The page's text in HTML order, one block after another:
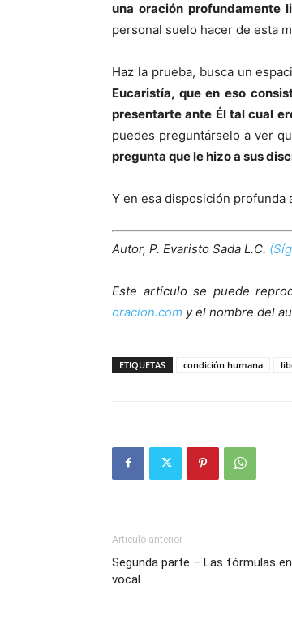
una oración profundamente
personal suelo hacer de esta
Haz la prueba, busca un
Eucaristía, que en eso
presentarte ante Él tal cual
puedes preguntárselo a ver
pregunta que le hizo a sus
Y en esa disposición profunda
Autor, P. Evaristo Sada L.C.
Este artículo se puede
oracion.com y el nombre del
ETIQUETAS condición humana
Artículo anterior
Segunda parte – Las fórmulas
vocal